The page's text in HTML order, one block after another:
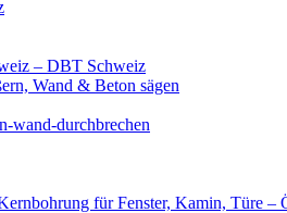
– DBT Schweiz
Wand & Beton sägen
wand-durchbrechen
für Fenster, Kamin, Türe –